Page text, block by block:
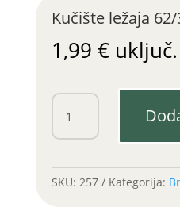
Kučište ležaja
1,99 €
Kučište
ležaja
62/3
SKU: 257 Kategorija: